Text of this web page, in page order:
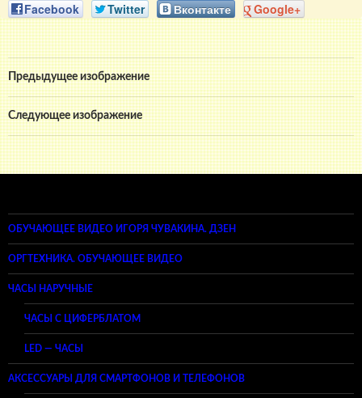
Facebook Twitter Вконтакте Google+
Предыдущее изображение
Следующее изображение
ОБУЧАЮЩЕЕ ВИДЕО ИГОРЯ ЧУВАКИНА. ДЗЕН
ОРГТЕХНИКА. ОБУЧАЮЩЕЕ ВИДЕО
ЧАСЫ НАРУЧНЫЕ
ЧАСЫ С ЦИФЕРБЛАТОМ
LED — ЧАСЫ
АКСЕССУАРЫ ДЛЯ СМАРТФОНОВ И ТЕЛЕФОНОВ